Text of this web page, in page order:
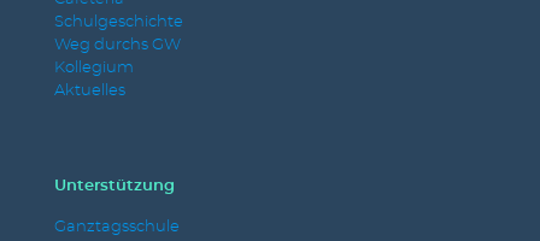
Schulgeschichte
Weg durchs GW
Kollegium
Aktuelles
Unterstützung
Ganztagsschule